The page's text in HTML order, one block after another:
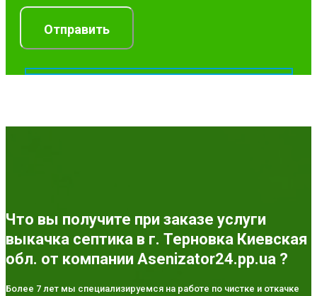
Что вы получите при заказе услуги
выкачка септика в г. Терновка Киевская
обл. от компании Asenizator24.pp.ua ?
Более 7 лет мы специализируемся на работе по чистке и откачке